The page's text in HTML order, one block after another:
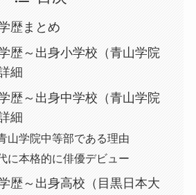
歴まとめ
歴～出身小学校（青山学院
細
歴～出身中学校（青山学院
細
山学院中等部である理由
に本格的に俳優デビュー
歴～出身高校（目黒日本大